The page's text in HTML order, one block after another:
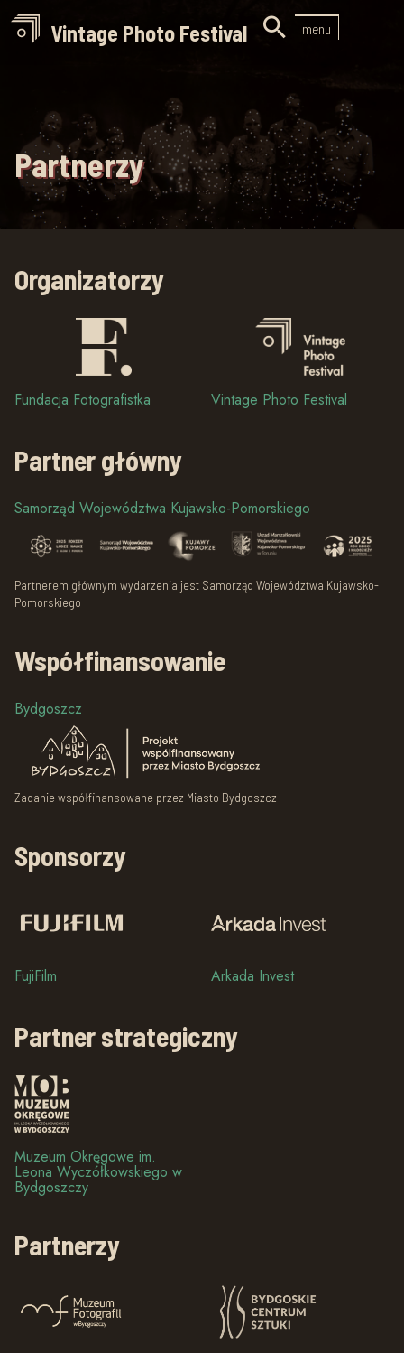
Vintage Photo Festival  menu
Partnerzy
Organizatorzy
Fundacja Fotografistka Vintage Photo Festival
Partner główny
Samorząd Województwa Kujawsko-Pomorskiego
Partnerem głównym wydarzenia jest Samorząd Województwa Kujawsko-
Pomorskiego
Współfinansowanie
Bydgoszcz
Zadanie współfinansowane przez Miasto Bydgoszcz
Sponsorzy
FujiFilm Arkada Invest
Partner strategiczny
Muzeum Okręgowe im.
Leona Wyczółkowskiego w
Bydgoszczy
Partnerzy